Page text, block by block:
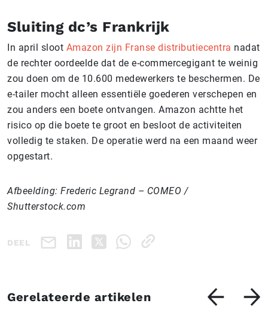
Sluiting dc’s Frankrijk
In april sloot Amazon zijn Franse distributiecentra nadat
de rechter oordeelde dat de e-commercegigant te weinig
zou doen om de 10.600 medewerkers te beschermen. De
e-tailer mocht alleen essentiële goederen verschepen en
zou anders een boete ontvangen. Amazon achtte het
risico op die boete te groot en besloot de activiteiten
volledig te staken. De operatie werd na een maand weer
opgestart.
Afbeelding: Frederic Legrand – COMEO /
Shutterstock.com
DEEL
Gerelateerde artikelen